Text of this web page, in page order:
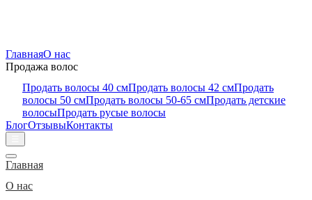
ГлавнаяО нас
Продажа волос
Продать волосы 40 смПродать волосы 42 смПродать
волосы 50 смПродать волосы 50-65 смПродать детские
волосыПродать русые волосы
БлогОтзывыКонтакты
Главная
О нас